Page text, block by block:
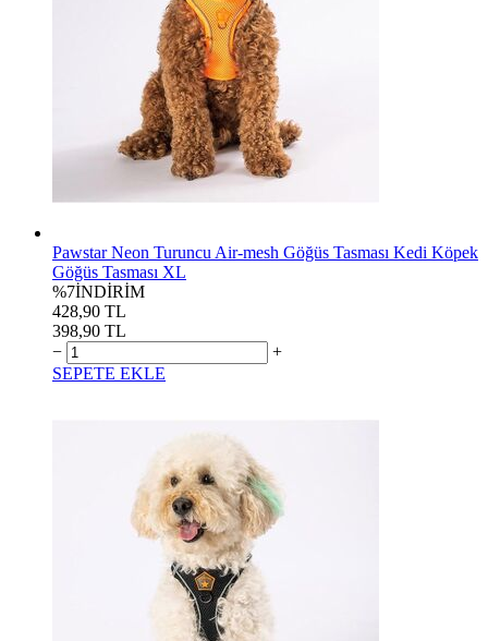
Pawstar Neon Turuncu Air-mesh Göğüs Tasması Kedi Köpek
Göğüs Tasması XL
%7İNDİRİM
428,90 TL
398,90 TL
−
+
SEPETE EKLE